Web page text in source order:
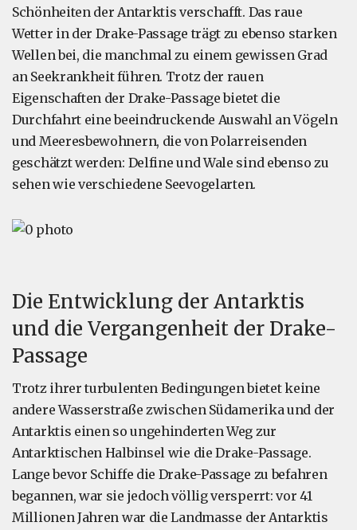
Schönheiten der Antarktis verschafft. Das raue
Wetter in der Drake-Passage trägt zu ebenso starken
Wellen bei, die manchmal zu einem gewissen Grad
an Seekrankheit führen. Trotz der rauen
Eigenschaften der Drake-Passage bietet die
Durchfahrt eine beeindruckende Auswahl an Vögeln
und Meeresbewohnern, die von Polarreisenden
geschätzt werden: Delfine und Wale sind ebenso zu
sehen wie verschiedene Seevogelarten.
Die Entwicklung der Antarktis
und die Vergangenheit der Drake-
Passage
Trotz ihrer turbulenten Bedingungen bietet keine
andere Wasserstraße zwischen Südamerika und der
Antarktis einen so ungehinderten Weg zur
Antarktischen Halbinsel wie die Drake-Passage.
Lange bevor Schiffe die Drake-Passage zu befahren
begannen, war sie jedoch völlig versperrt: vor 41
Millionen Jahren war die Landmasse der Antarktis